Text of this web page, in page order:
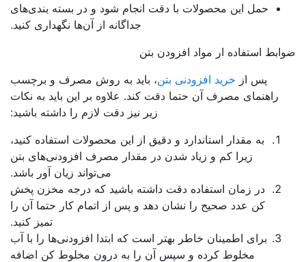
حمل این محصولات با دقت انجام شود و در بسته بندی‌های
جداگانه از آن‌ها نگهداری کنید.
استفاده ار مواد افزودن بتن
پس از خرید افزودنی بتن ، باید به روش مصرف و برچسب
راهنمای مصرف آن حتما دقت کند. علاوه بر این باید به نکات
زیر نیز دقت لازم را داشته باشید:
به مقدار استاندارد و دقیق از این محصولات استفاده کنید،
زیرا کم و زیاد شدن در مقدار مصرف افزودنی‌های بتن
می‌تواند زیان آور باشد.
در زمان استفاده دقت داشته باشید که درجه مخزن پخش
کن عدد صحیح را نشان دهد و پس از اتمام کار حتما آن را
تمیز کنید.
برای اطمینان خاطر بهتر است که ابتدا افزودنی‌ها را با آب
مخلوط کرده و سپس آن را به درون مخلوط کن اضافه